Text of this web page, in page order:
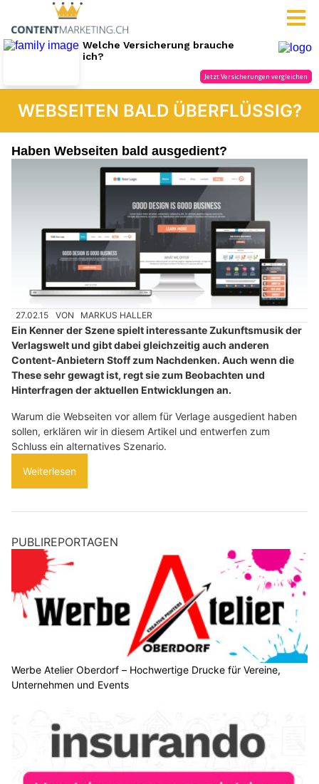
WEBSEITEN BALD ÜBERFLÜSSIG?
Haben Webseiten bald ausgedient?
27.02.15 VON MARKUS HALLER
Ein Kenner der Szene spielt interessante Zukunftsmusik der
Verlagswelt und gibt dabei gleichzeitig auch anderen
Content-Anbietern Stoff zum Nachdenken. Auch wenn die
These sehr gewagt ist, regt sie zum Beobachten und
Hinterfragen der aktuellen Entwicklungen an.
Warum die Webseiten vor allem für Verlage ausgedient haben
sollen, erklären wir in diesem Artikel und entwerfen zum
Schluss ein alternatives Szenario.
Weiterlesen
PUBLIREPORTAGEN
Werbe Atelier Oberdorf – Hochwertige Drucke für Vereine,
Unternehmen und Events